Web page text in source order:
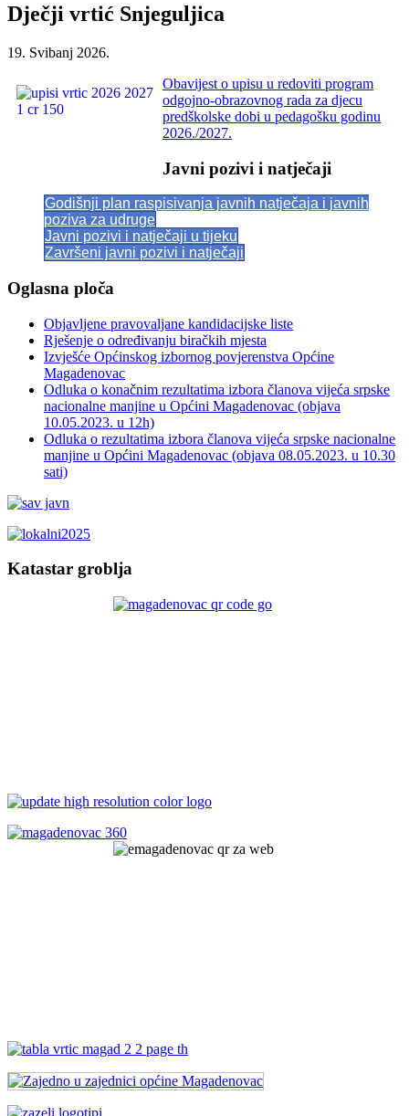
Dječji vrtić Snjeguljica
19. Svibanj 2026.
Obavijest o upisu u redoviti program
odgojno-obrazovnog rada za djecu
predškolske dobi u pedagošku godinu
2026./2027.
Javni pozivi i natječaji
Godišnji plan raspisivanja javnih natječaja i javnih
poziva za udruge
Javni pozivi i natječaji u tijeku
Završeni javni pozivi i natječaji
Oglasna ploča
Objavljene pravovaljane kandidacijske liste
Rješenje o određivanju biračkih mjesta
Izvješće Općinskog izbornog povjerenstva Općine
Magadenovac
Odluka o konačnim rezultatima izbora članova vijeća srpske
nacionalne manjine u Općini Magadenovac (objava
10.05.2023. u 12h)
Odluka o rezultatima izbora članova vijeća srpske nacionalne
manjine u Općini Magadenovac (objava 08.05.2023. u 10.30
sati)
Katastar groblja